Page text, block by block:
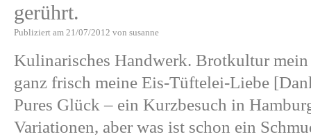
gerührt.
Publiziert am 21/07/2012 von susanne
Kulinarisches Handwerk. Brotkultur
ganz frisch meine Eis-Tüftelei-Liebe
Pures Glück – ein Kurzbesuch in
Variationen, aber was ist schon ein